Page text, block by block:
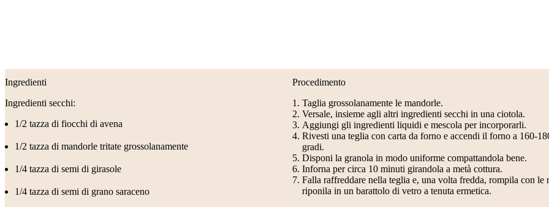
Ingredienti
Ingredienti secchi:
1/2 tazza di fiocchi di avena
1/2 tazza di mandorle tritate grossolanamente
1/4 tazza di semi di girasole
1/4 tazza di semi di grano saraceno
Procedimento
Taglia grossolanamente le mandorle.
Versale, insieme agli altri ingredienti secchi in una ciotola.
Aggiungi gli ingredienti liquidi e mescola per incorporarli.
Rivesti una teglia con carta da forno e accendi il forno a 160-
gradi.
Disponi la granola in modo uniforme compattandola bene.
Inforna per circa 10 minuti girandola a metà cottura.
Falla raffreddare nella teglia e, una volta fredda, rompila con le
riponila in un barattolo di vetro a tenuta ermetica.